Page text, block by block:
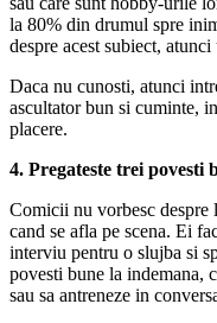
la 80% din drumul spre
despre acest subiect,
Daca nu cunosti, atunci
ascultator bun si cuminte,
placere.
4. Pregateste trei povesti
Comicii nu vorbesc despre
cand se afla pe scena. Ei
interviu pentru o slujba si
povesti bune la indemana,
sau sa antreneze in